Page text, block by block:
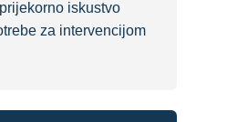
iskustvo
za intervencijom